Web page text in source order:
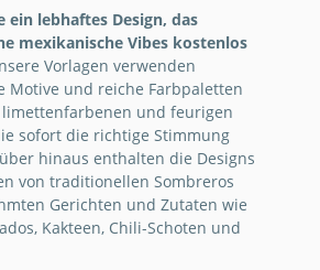
Restaurant Broschüre
auf viele verschiedene
Wir empfehlen, unser schönes
zu diesem Zweck zu
ein lebhaftes Design, das
mexikanische Vibes kostenlos
Vorlagen verwenden
Motive und reiche Farbpaletten
und feurigen
sofort die richtige Stimmung
hinaus enthalten die Designs
von traditionellen Sombreros
Gerichten und Zutaten wie
Kakteen, Chili-Schoten und